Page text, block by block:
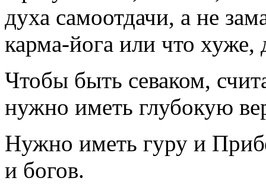
духа самоотдачи, а не
карма-йога или что хуже,
Чтобы быть севаком,
нужно иметь глубокую
Нужно иметь гуру и
и богов.